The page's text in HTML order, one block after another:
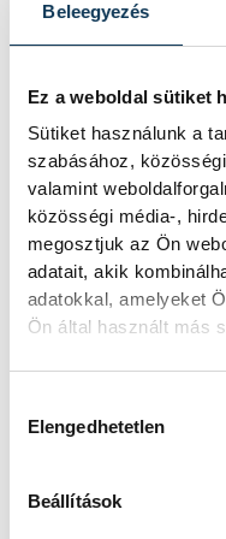
Beleegyezés
Ez a weboldal sütiket
Sütiket használunk a
szabásához,
valamint
közösségi média-,
megosztjuk az Ön
adatait, akik
adatokkal, amelyeket
Ön által használt más
Elengedhetetlen
Beállítások
szakember,
fejlesztésekért
működéséért,
erőmű olyan
amelyre
A Tisza-
jövő
A Tisza-frakció